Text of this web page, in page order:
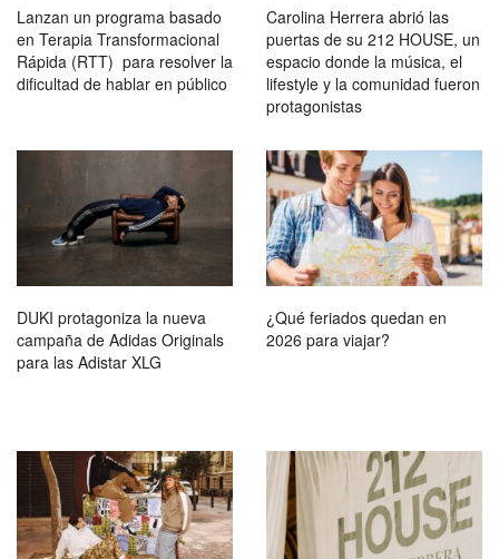
Lanzan un programa basado
en Terapia Transformacional
Rápida (RTT) para resolver la
dificultad de hablar en público
Carolina Herrera abrió las
puertas de su 212 HOUSE, un
espacio donde la música, el
lifestyle y la comunidad fueron
protagonistas
DUKI protagoniza la nueva
campaña de Adidas Originals
para las Adistar XLG
¿Qué feriados quedan en
2026 para viajar?